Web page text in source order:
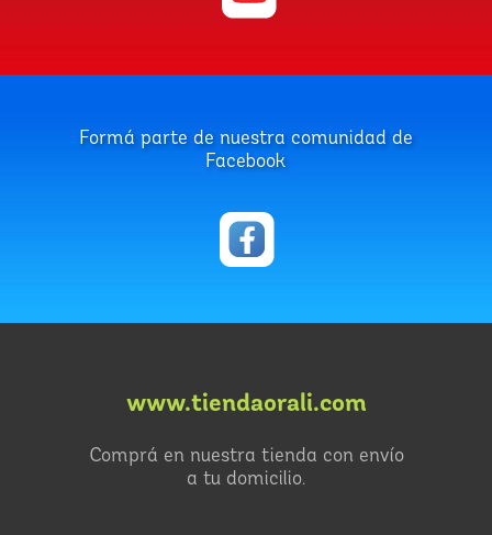
Formá parte de nuestra comunidad de
Facebook
www.tiendaorali.com
Comprá en nuestra tienda con envío
a tu domicilio.